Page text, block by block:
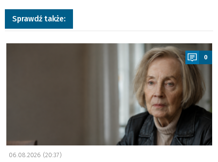
Sprawdź także:
a
0
06.08.2026 (20:37)